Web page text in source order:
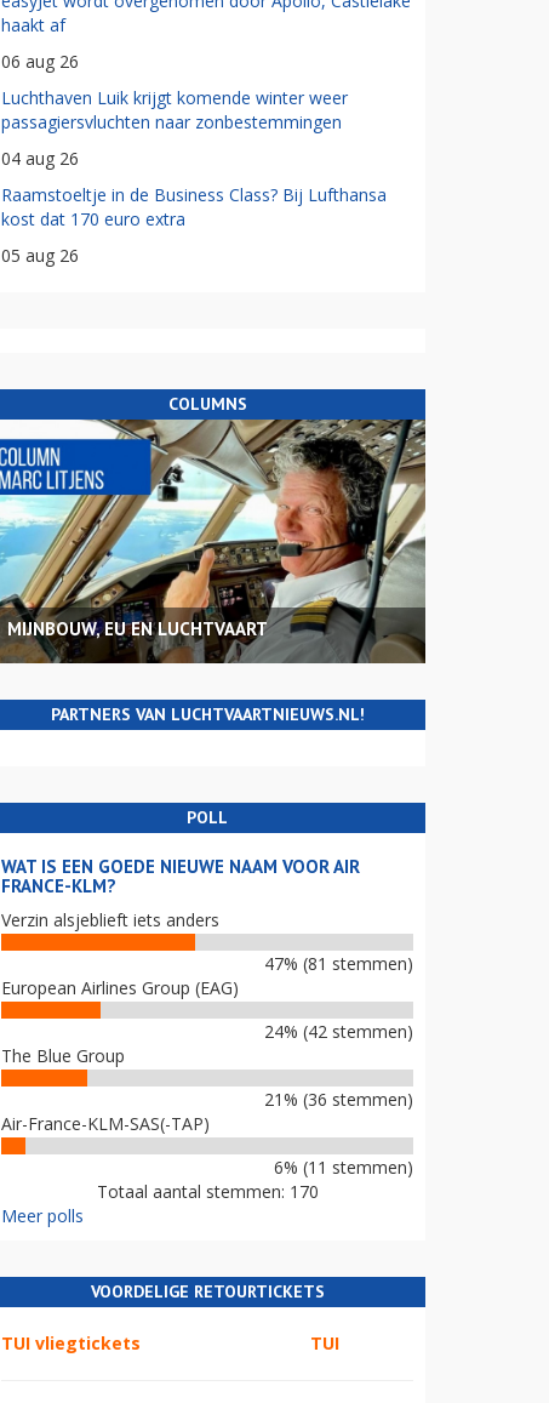
haakt af
06 aug 26
Luchthaven Luik krijgt komende winter weer
passagiersvluchten naar zonbestemmingen
04 aug 26
Raamstoeltje in de Business Class? Bij Lufthansa
kost dat 170 euro extra
05 aug 26
COLUMNS
MIJNBOUW, EU EN LUCHTVAART
PARTNERS VAN LUCHTVAARTNIEUWS.NL!
POLL
WAT IS EEN GOEDE NIEUWE NAAM VOOR AIR
FRANCE-KLM?
Verzin alsjeblieft iets anders
47% (81 stemmen)
European Airlines Group (EAG)
24% (42 stemmen)
The Blue Group
21% (36 stemmen)
Air-France-KLM-SAS(-TAP)
6% (11 stemmen)
Totaal aantal stemmen: 170
Meer polls
VOORDELIGE RETOURTICKETS
TUI vliegtickets TUI